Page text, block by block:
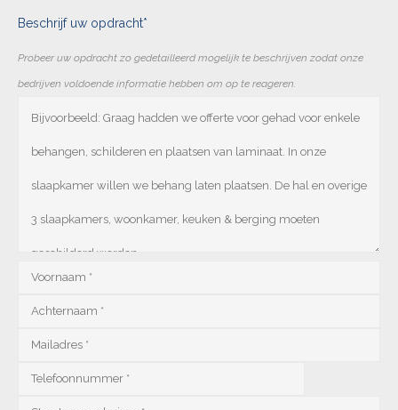
Beschrijf uw opdracht*
Probeer uw opdracht zo gedetailleerd mogelijk te beschrijven zodat onze
bedrijven voldoende informatie hebben om op te reageren.